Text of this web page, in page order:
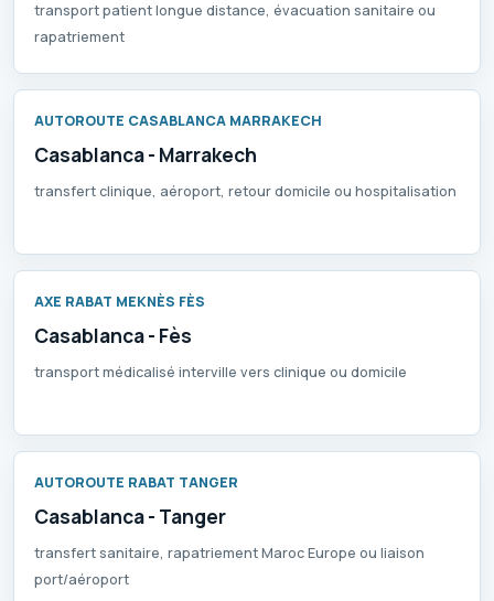
transport patient longue distance, évacuation sanitaire ou
rapatriement
AUTOROUTE CASABLANCA MARRAKECH
Casablanca - Marrakech
transfert clinique, aéroport, retour domicile ou hospitalisation
AXE RABAT MEKNÈS FÈS
Casablanca - Fès
transport médicalisé interville vers clinique ou domicile
AUTOROUTE RABAT TANGER
Casablanca - Tanger
transfert sanitaire, rapatriement Maroc Europe ou liaison
port/aéroport